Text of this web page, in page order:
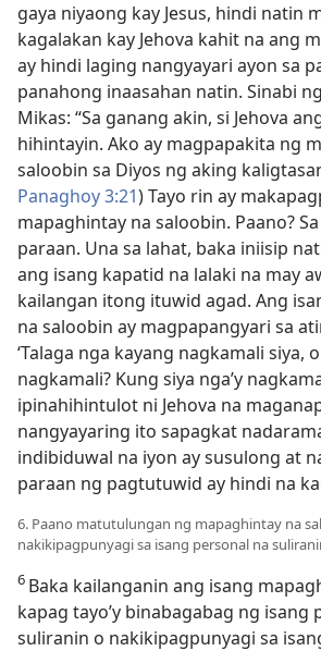
gaya niyaong kay Jesus, hindi natin
kagalakan kay Jehova kahit na ang
ay hindi laging nangyayari ayon sa
panahong inaasahan natin. Sinabi
Mikas: “Sa ganang akin, si Jehova
hihintayin. Ako ay magpapakita ng
saloobin sa Diyos ng aking
Panaghoy 3:21) Tayo rin ay
mapaghintay na saloobin. Paano?
paraan. Una sa lahat, baka iniisip
ang isang kapatid na lalaki na may
kailangan itong ituwid agad. Ang
na saloobin ay magpapangyari sa
‘Talaga nga kayang nagkamali siya,
nagkamali? Kung siya nga’y
ipinahihintulot ni Jehova na
nangyayaring ito sapagkat
indibiduwal na iyon ay susulong at
paraan ng pagtutuwid ay hindi na
6. Paano matutulungan ng mapaghintay na
nakikipagpunyagi sa isang personal na
6 Baka kailanganin ang isang
kapag tayo’y binabagabag ng isang
suliranin o nakikipagpunyagi sa